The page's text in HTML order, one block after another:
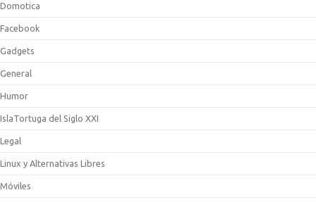
Domotica
Facebook
Gadgets
General
Humor
IslaTortuga del Siglo XXI
Legal
Linux y Alternativas Libres
Móviles